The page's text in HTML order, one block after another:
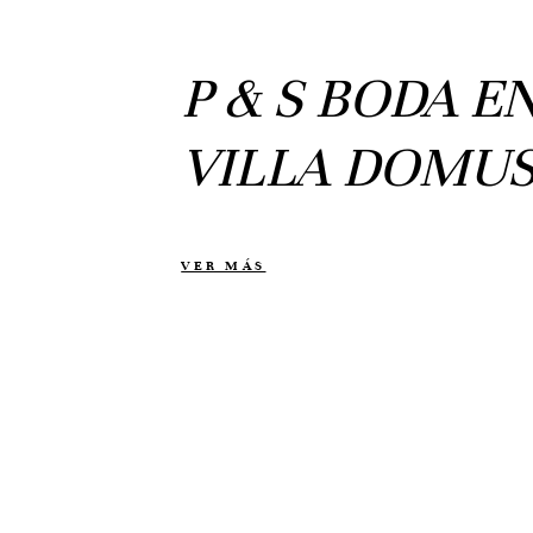
P & S BODA
VILLA
VER MÁS